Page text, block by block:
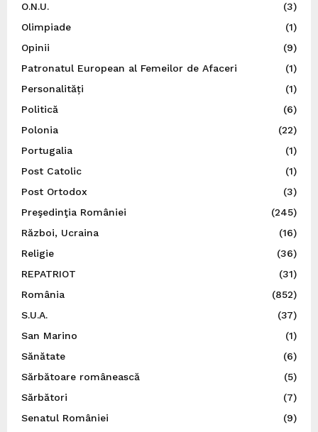
O.N.U.
(3)
Olimpiade
(1)
Opinii
(9)
Patronatul European al Femeilor de Afaceri
(1)
Personalități
(1)
Politică
(6)
Polonia
(22)
Portugalia
(1)
Post Catolic
(1)
Post Ortodox
(3)
Preşedinţia României
(245)
Război, Ucraina
(16)
Religie
(36)
REPATRIOT
(31)
România
(852)
S.U.A.
(37)
San Marino
(1)
Sănătate
(6)
Sărbătoare românească
(5)
Sărbători
(7)
Senatul României
(9)